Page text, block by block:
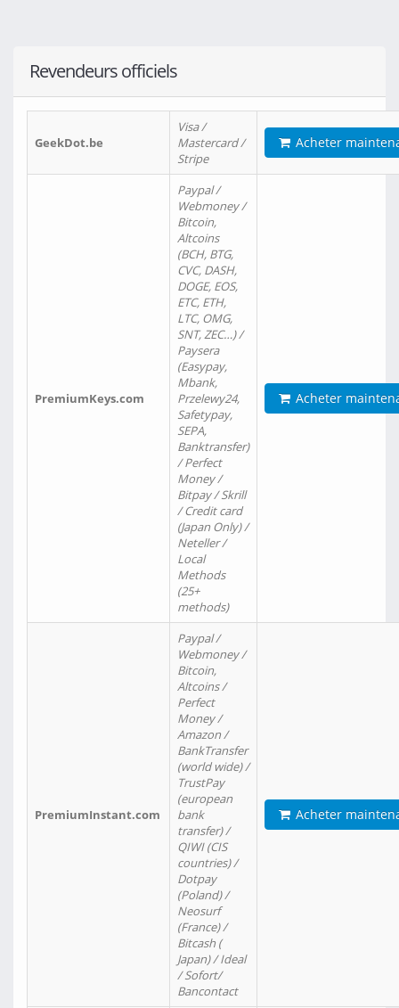
Revendeurs officiels
GeekDot.be
Visa /
Mastercard /
Stripe
Acheter
PremiumKeys.com
Paypal /
Webmoney /
Bitcoin,
Altcoins
(BCH, BTG,
CVC, DASH,
DOGE, EOS,
ETC, ETH,
LTC, OMG,
SNT, ZEC…) /
Paysera
(Easypay,
Mbank,
Przelewy24,
Safetypay,
SEPA,
Banktransfer)
/ Perfect
Money /
Bitpay / Skrill
/ Credit card
(Japan Only) /
Neteller /
Local
Methods
(25+
methods)
Acheter
PremiumInstant.com
Paypal /
Webmoney /
Bitcoin,
Altcoins /
Perfect
Money /
Amazon /
BankTransfer
(world wide) /
TrustPay
(european
bank
transfer) /
QIWI (CIS
countries) /
Dotpay
(Poland) /
Neosurf
(France) /
Bitcash (
Japan) / Ideal
/ Sofort/
Bancontact
Acheter